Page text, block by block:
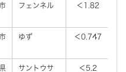
フェンネル ＜1.82
ゆず ＜0.747
県
サントウサ
＜5.2